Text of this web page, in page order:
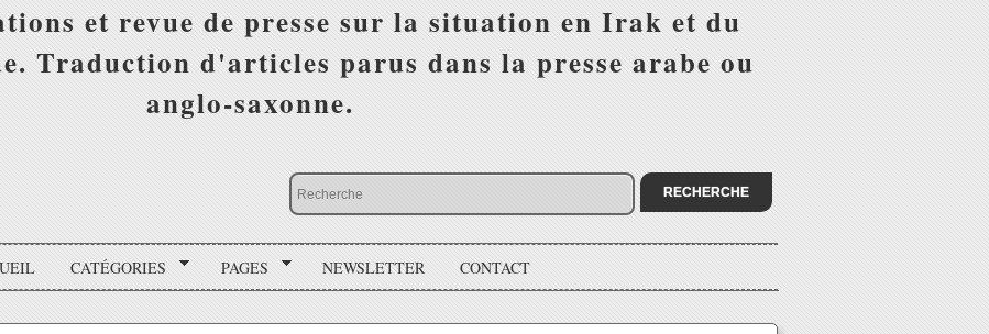
et revue de presse sur la situation en Irak et du
Traduction d'articles parus dans la presse arabe ou
anglo-saxonne.
CATÉGORIES PAGES NEWSLETTER CONTACT